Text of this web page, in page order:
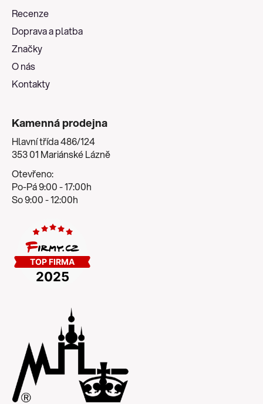
Recenze
Doprava a platba
Značky
O nás
Kontakty
Kamenná prodejna
Hlavní třída 486/124
353 01 Mariánské Lázně
Otevřeno:
Po-Pá 9:00 - 17:00h
So 9:00 - 12:00h